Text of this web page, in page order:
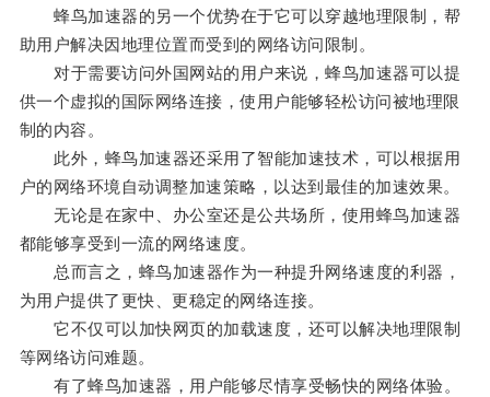
蜂鸟加速器的另一个优势在于它可以穿越地理限制，帮
助用户解决因地理位置而受到的网络访问限制。
对于需要访问外国网站的用户来说，蜂鸟加速器可以提
供一个虚拟的国际网络连接，使用户能够轻松访问被地理限
制的内容。
此外，蜂鸟加速器还采用了智能加速技术，可以根据用
户的网络环境自动调整加速策略，以达到最佳的加速效果。
无论是在家中、办公室还是公共场所，使用蜂鸟加速器
都能够享受到一流的网络速度。
总而言之，蜂鸟加速器作为一种提升网络速度的利器，
为用户提供了更快、更稳定的网络连接。
它不仅可以加快网页的加载速度，还可以解决地理限制
等网络访问难题。
有了蜂鸟加速器，用户能够尽情享受畅快的网络体验。